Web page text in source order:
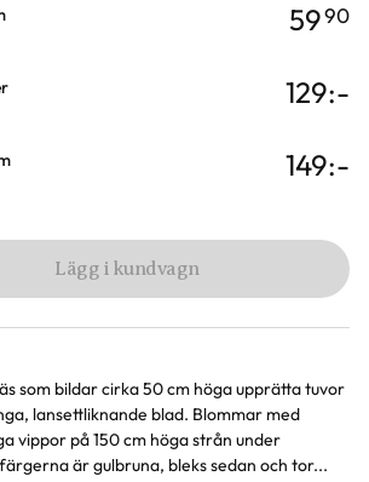
5990
129:-
149:-
Lägg i kundvagn
som bildar cirka 50 cm höga upprätta tuvor
lansettliknande blad. Blommar med
vippor på 150 cm höga strån under
är gulbruna, bleks sedan och tor...